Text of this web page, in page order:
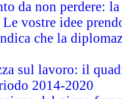
da non perdere:
vostre idee
che la
sul lavoro: il
2014-2020